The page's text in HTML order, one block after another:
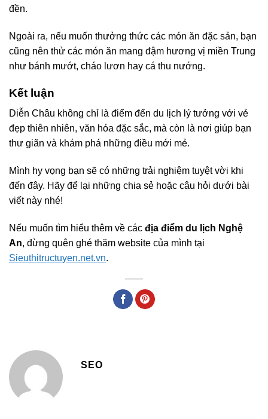
đền.
Ngoài ra, nếu muốn thưởng thức các món ăn đặc sản, bạn
cũng nên thử các món ăn mang đậm hương vị miền Trung
như bánh mướt, cháo lươn hay cá thu nướng.
Kết luận
Diễn Châu không chỉ là điểm đến du lịch lý tưởng với vẻ
đẹp thiên nhiên, văn hóa đặc sắc, mà còn là nơi giúp bạn
thư giãn và khám phá những điều mới mẻ.
Mình hy vọng bạn sẽ có những trải nghiệm tuyệt vời khi
đến đây. Hãy để lại những chia sẻ hoặc câu hỏi dưới bài
viết này nhé!
Nếu muốn tìm hiểu thêm về các địa điểm du lịch Nghệ
An, đừng quên ghé thăm website của mình tại
Sieuthitructuyen.net.vn.
SEO